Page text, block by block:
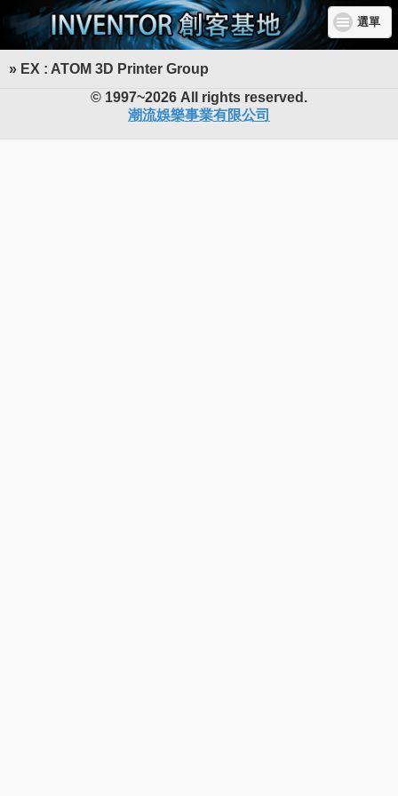
選單
» EX : ATOM 3D Printer Group
INVENTOR 創客基地
© 1997~2026 All rights reserved.
潮流娛樂事業有限公司